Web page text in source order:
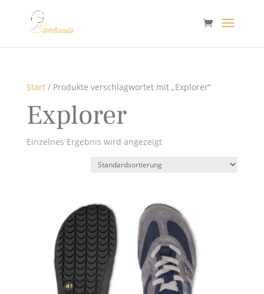
Start/ Produkte verschlagwortet mit „Explorer“
Explorer
Einzelnes Ergebnis wird angezeigt